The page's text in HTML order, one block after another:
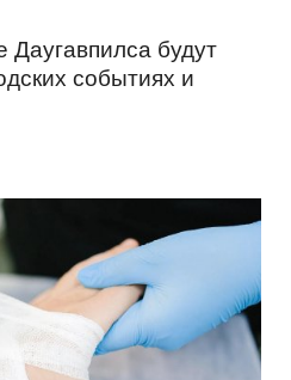
Даугавпилса будут
событиях и